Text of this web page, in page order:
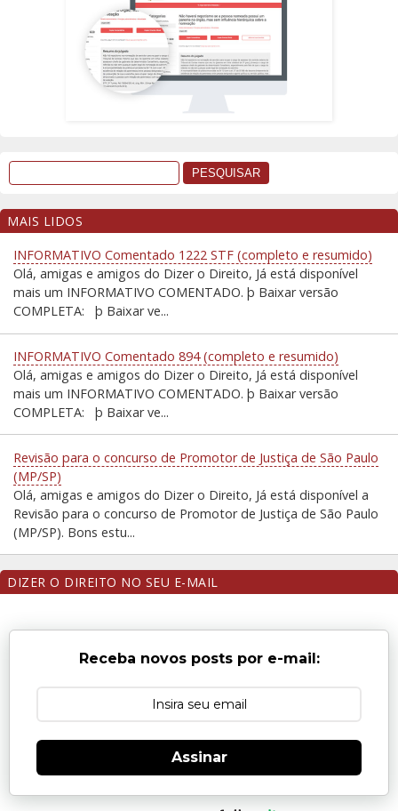
MAIS LIDOS
INFORMATIVO Comentado 1222 STF (completo e resumido)
Olá, amigas e amigos do Dizer o Direito, Já está disponível
mais um INFORMATIVO COMENTADO. þ Baixar versão
COMPLETA: þ Baixar ve...
INFORMATIVO Comentado 894 (completo e resumido)
Olá, amigas e amigos do Dizer o Direito, Já está disponível
mais um INFORMATIVO COMENTADO. þ Baixar versão
COMPLETA: þ Baixar ve...
Revisão para o concurso de Promotor de Justiça de São Paulo
(MP/SP)
Olá, amigas e amigos do Dizer o Direito, Já está disponível a
Revisão para o concurso de Promotor de Justiça de São Paulo
(MP/SP). Bons estu...
DIZER O DIREITO NO SEU E-MAIL
Receba novos posts por e-mail:
Assinar